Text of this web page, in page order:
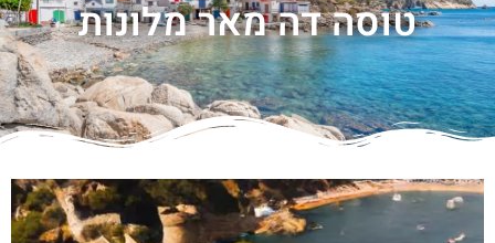
טוסה דה מאר מלונות